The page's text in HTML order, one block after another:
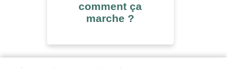
comment ça
marche ?